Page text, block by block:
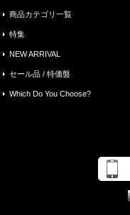
商品カテゴリ一覧
特集
NEW ARRIVAL
セール品 / 特価盤
Which Do You Choose?